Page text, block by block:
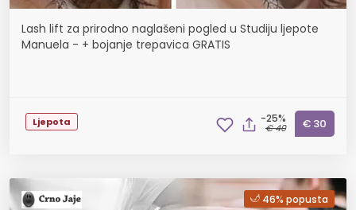
Lash lift za prirodno naglašeni pogled u Studiju ljepote
Manuela - + bojanje trepavica GRATIS
Ljepota -25%
€ 40 € 30
46% popusta